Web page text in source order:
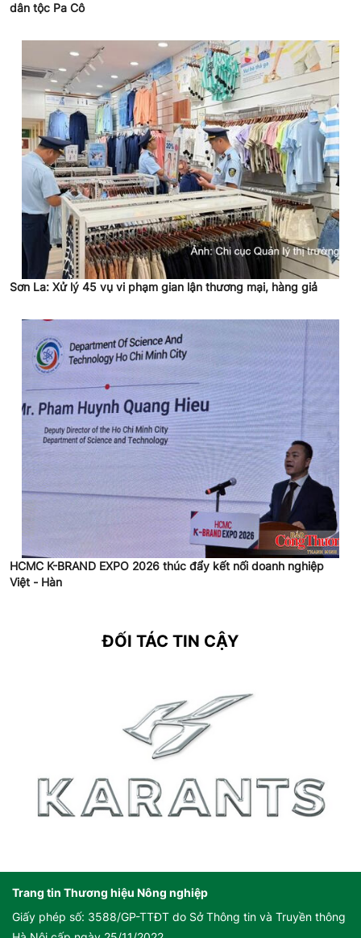
dân tộc Pa Cô
Sơn La: Xử lý 45 vụ vi phạm gian lận thương mại, hàng giả
HCMC K-BRAND EXPO 2026 thúc đẩy kết nối doanh nghiệp
Việt - Hàn
ĐỐI TÁC TIN CẬY
Trang tin Thương hiệu Nông nghiệp
Giấy phép số: 3588/GP-TTĐT do Sở Thông tin và Truyền thông